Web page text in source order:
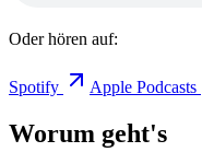
Oder hören auf:
Spotify Apple Podcasts
Worum geht's